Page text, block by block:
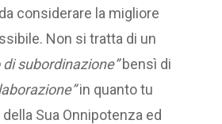
considerare la migliore
Non si tratta di un
di subordinazione”bensì di
in quanto tu
Sua Onnipotenza ed